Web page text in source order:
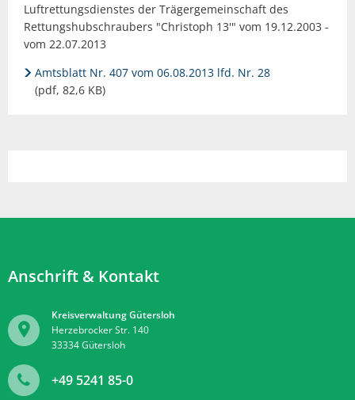
Luftrettungsdienstes der Trägergemeinschaft des
Rettungshubschraubers "Christoph 13'" vom 19.12.2003 -
vom 22.07.2013
Amtsblatt Nr. 407 vom 06.08.2013 lfd. Nr. 28
(pdf, 82,6 KB)
Anschrift & Kontakt
Kreisverwaltung Gütersloh
Herzebrocker Str. 140
33334Gütersloh
+49 5241 85-0